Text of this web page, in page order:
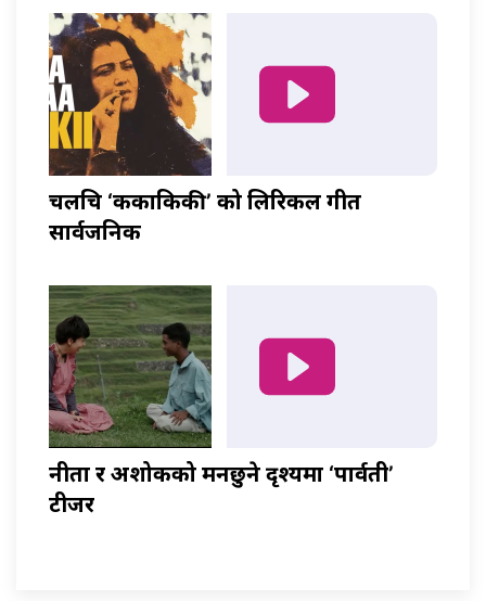
चलचित्र ‘ककाकिकी’ को लिरिकल गीत
सार्वजनिक
नीता र अशोकको मनछुने दृश्यमा ‘पार्वती’
टीजर